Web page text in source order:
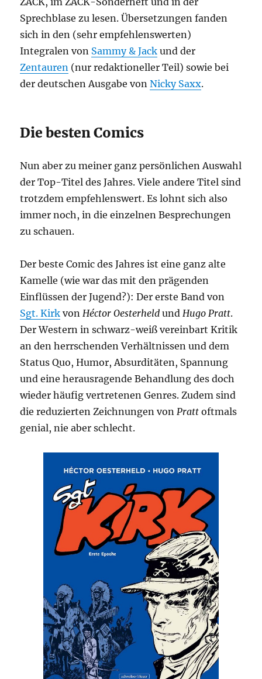
Sprechblase zu lesen. Übersetzungen fanden
sich in den (sehr empfehlenswerten)
Integralen von Sammy & Jack und der
Zentauren (nur redaktioneller Teil) sowie bei
der deutschen Ausgabe vonNicky Saxx.
Die besten Comics
Nun aber zu meiner ganz persönlichen Auswahl
der Top-Titel des Jahres. Viele andere Titel sind
trotzdem empfehlenswert. Es lohnt sich also
immer noch, in die einzelnen Besprechungen
zu schauen.
Der beste Comic des Jahres ist eine ganz alte
Kamelle (wie war das mit den prägenden
Einflüssen der Jugend?): Der erste Band von
Sgt. Kirk vonHéctor Oesterheld undHugo Pratt.
Der Western in schwarz-weiß vereinbart Kritik
an den herrschenden Verhältnissen und dem
Status Quo, Humor, Absurditäten, Spannung
und eine herausragende Behandlung des doch
wieder häufig vertretenen Genres. Zudem sind
die reduzierten Zeichnungen vonPratt oftmals
genial, nie aber schlecht.